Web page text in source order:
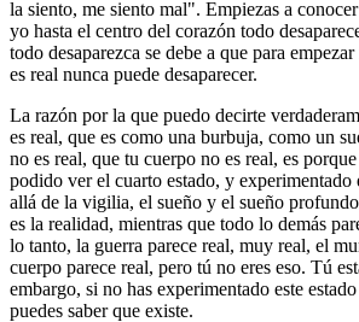
la siento, me siento mal". Empiezas a
yo hasta el centro del corazón todo
todo desaparezca se debe a que para
es real nunca puede desaparecer.
La razón por la que puedo decirte
es real, que es como una burbuja, como un
no es real, que tu cuerpo no es real, es
podido ver el cuarto estado, y experimentado
allá de la vigilia, el sueño y el sueño
es la realidad, mientras que todo lo demás
lo tanto, la guerra parece real, muy real, el
cuerpo parece real, pero tú no eres eso. Tú
embargo, si no has experimentado este
puedes saber que existe.